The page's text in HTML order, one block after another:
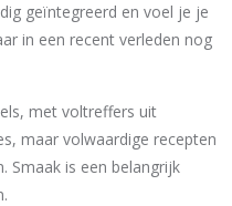
geïntegreerd en voel je je
in een recent verleden nog
met voltreffers uit
maar volwaardige recepten
Smaak is een belangrijk